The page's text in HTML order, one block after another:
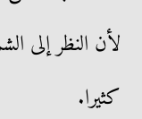
لأن النظر إلى
كثيرا.